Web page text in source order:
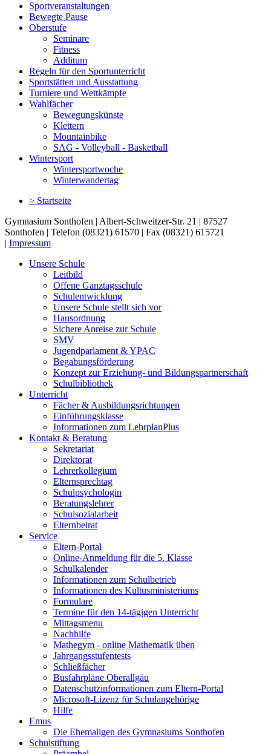
Sportveranstaltungen
Bewegte Pause
Oberstufe
Seminare
Fitness
Additum
Regeln für den Sportunterricht
Sportstätten und Ausstattung
Turniere und Wettkämpfe
Wahlfächer
Bewegungskünste
Klettern
Mountainbike
SAG - Volleyball - Basketball
Wintersport
Wintersportwoche
Winterwandertag
> Startseite
Gymnasium Sonthofen | Albert-Schweitzer-Str. 21 | 87527
Sonthofen | Telefon (08321) 61570 | Fax (08321) 615721
| Impressum
Unsere Schule
Leitbild
Offene Ganztagsschule
Schulentwicklung
Unsere Schule stellt sich vor
Hausordnung
Sichere Anreise zur Schule
SMV
Jugendparlament & YPAC
Begabungsförderung
Konzept zur Erziehung- und Bildungspartnerschaft
Schulbibliothek
Unterricht
Fächer & Ausbildungsrichtungen
Einführungsklasse
Informationen zum LehrplanPlus
Kontakt & Beratung
Sekretariat
Direktorat
Lehrerkollegium
Elternsprechtag
Schulpsychologin
Beratungslehrer
Schulsozialarbeit
Elternbeirat
Service
Eltern-Portal
Online-Anmeldung für die 5. Klasse
Schulkalender
Informationen zum Schulbetrieb
Informationen des Kultusministeriums
Formulare
Termine für den 14-tägigen Unterricht
Mittagsmenu
Nachhilfe
Mathegym - online Mathematik üben
Jahrgangsstufentests
Schließfächer
Busfahrpläne Oberallgäu
Datenschutzinformationen zum Eltern-Portal
Microsoft-Lizenz für Schulangehörige
Hilfe
Emus
Die Ehemaligen des Gymnasiums Sonthofen
Schulstiftung